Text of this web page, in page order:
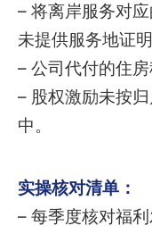
– 将离岸服务对
未提供服务地证明
– 公司代付的住房
– 股权激励未按
中。
实操核对清单：
– 每季度核对福